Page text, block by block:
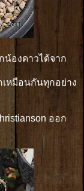
น้องดาวได้จาก
หมือนกันทุกอย่าง
ออก